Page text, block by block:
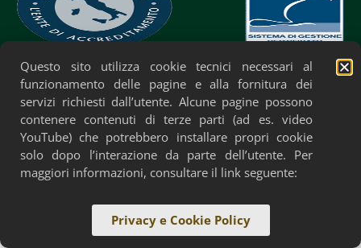
Privacy Policy Cookie Policy Accessibilità
Questo sito utilizza cookie tecnici necessari al
funzionamento delle pagine e alla fornitura dei
servizi richiesti dall’utente. Alcune pagine possono
contenere contenuti di terze parti (ad es. video
YouTube) che potrebbero installare propri cookie
solo dopo l’interazione da parte dell’utente. Per
maggiori informazioni, consultare il link seguente:
Privacy e Cookie Policy